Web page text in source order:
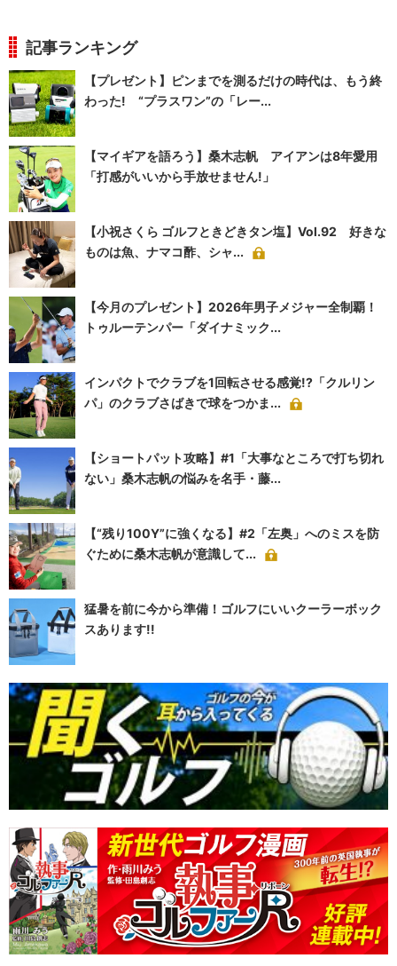
記事ランキング
【プレゼント】ピンまでを測るだけの時代は、もう終
わった! “プラスワン”の「レー...
【マイギアを語ろう】桑木志帆 アイアンは8年愛用
「打感がいいから手放せません!」
【小祝さくら ゴルフときどきタン塩】Vol.92 好きな
ものは魚、ナマコ酢、シャ...
【今月のプレゼント】2026年男子メジャー全制覇！
トゥルーテンパー「ダイナミック...
インパクトでクラブを1回転させる感覚!?「クルリン
パ」のクラブさばきで球をつかま...
【ショートパット攻略】#1「大事なところで打ち切れ
ない」桑木志帆の悩みを名手・藤...
【“残り100Y”に強くなる】#2「左奥」へのミスを防
ぐために桑木志帆が意識して...
猛暑を前に今から準備！ゴルフにいいクーラーボック
スあります!!